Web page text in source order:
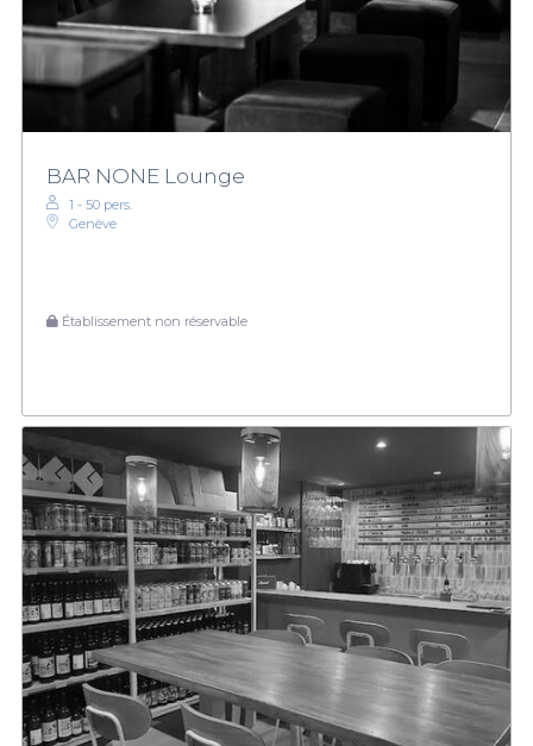
BAR NONE Lounge
1 - 50 pers.
Genève
Établissement non réservable